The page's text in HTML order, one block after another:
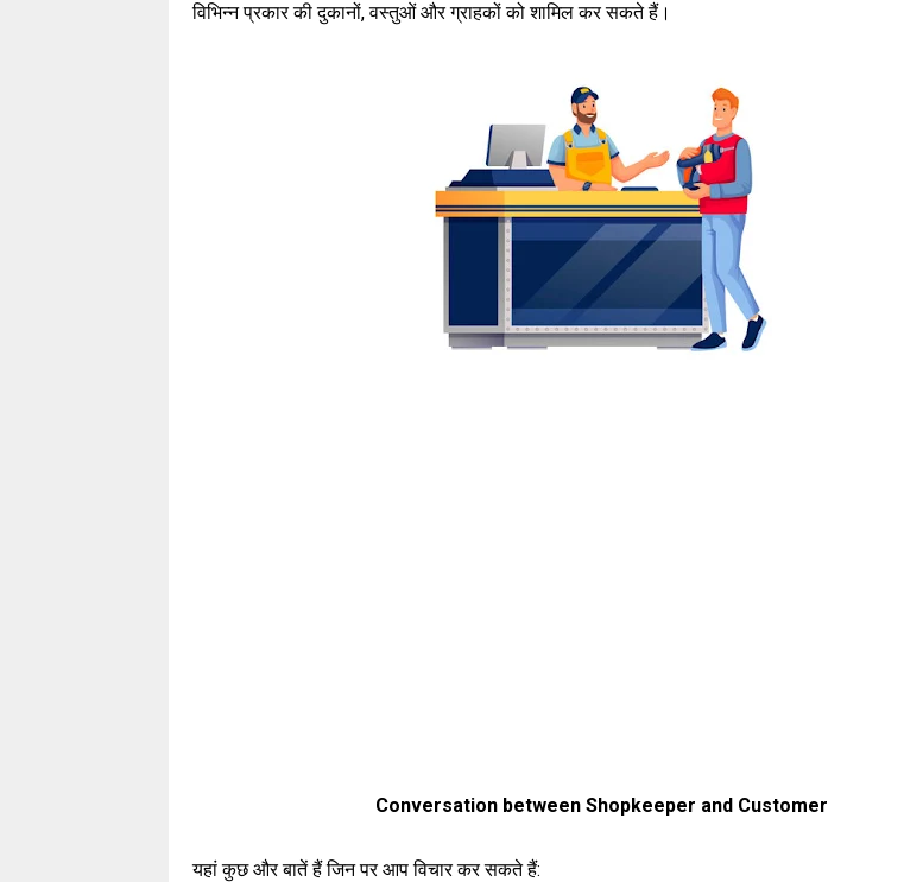
विभिन्न प्रकार की दुकानों, वस्तुओं और ग्राहकों को शामिल कर सकते हैं।
Conversation between Shopkeeper and Customer
यहां कुछ और बातें हैं जिन पर आप विचार कर सकते हैं: